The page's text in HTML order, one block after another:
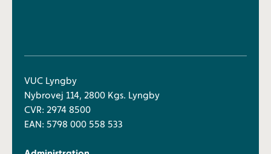
VUC Lyngby
Nybrovej 114, 2800 Kgs. Lyngby
CVR: 2974 8500
EAN: 5798 000 558 533